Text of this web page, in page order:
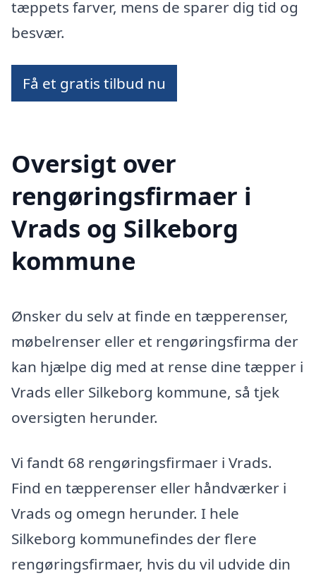
tæppets farver, mens de sparer dig tid og
besvær.
Få et gratis tilbud nu
Oversigt over
rengøringsfirmaer i
Vrads og Silkeborg
kommune
Ønsker du selv at finde en tæpperenser,
møbelrenser eller et rengøringsfirma der
kan hjælpe dig med at rense dine tæpper i
Vrads eller Silkeborg kommune, så tjek
oversigten herunder.
Vi fandt 68 rengøringsfirmaer i Vrads.
Find en tæpperenser eller håndværker i
Vrads og omegn herunder. I hele
Silkeborg kommunefindes der flere
rengøringsfirmaer, hvis du vil udvide din